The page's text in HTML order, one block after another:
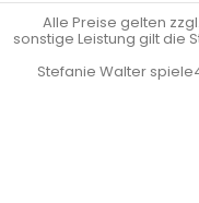
Alle Preise gelten
sonstige Leistung gilt die
Stefanie Walter